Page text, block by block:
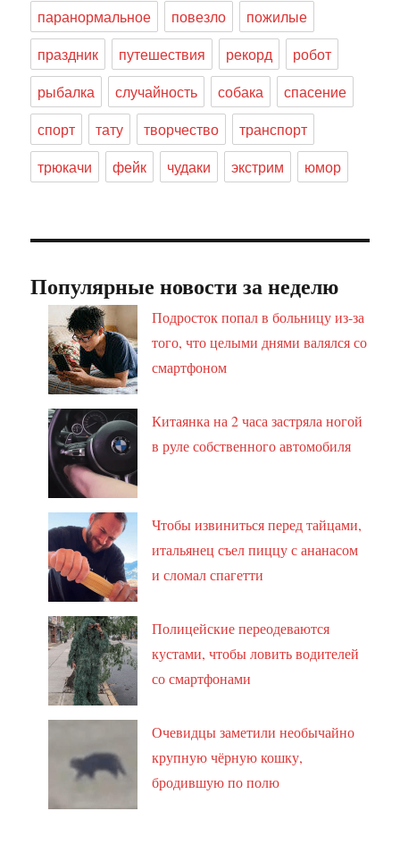
паранормальное
повезло
пожилые
праздник
путешествия рекорд
робот
рыбалка
случайность собака
спасение
спорт
тату творчество
транспорт
трюкачи
фейк чудаки экстрим юмор
Популярные новости за неделю
Подросток попал в больницу из-за
того, что целыми днями валялся со
смартфоном
Китаянка на 2 часа застряла ногой
в руле собственного автомобиля
Чтобы извиниться перед тайцами,
итальянец съел пиццу с ананасом
и сломал спагетти
Полицейские переодеваются
кустами, чтобы ловить водителей
со смартфонами
Очевидцы заметили необычайно
крупную чёрную кошку,
бродившую по полю